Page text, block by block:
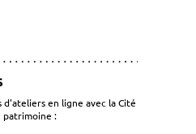
en ligne avec la Cité
: